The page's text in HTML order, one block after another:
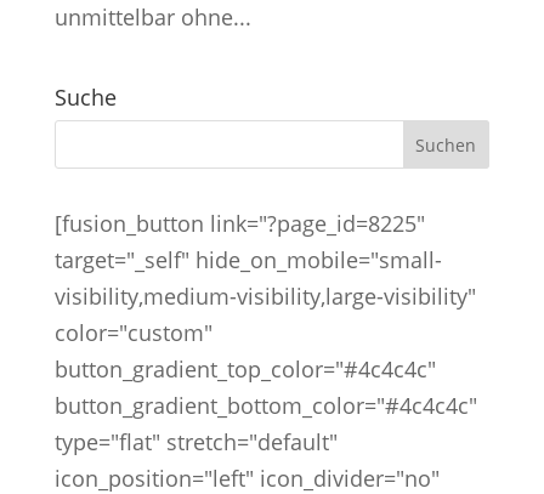
unmittelbar ohne...
Suche
[fusion_button link="?page_id=8225"
target="_self" hide_on_mobile="small-
visibility,medium-visibility,large-visibility"
color="custom"
button_gradient_top_color="#4c4c4c"
button_gradient_bottom_color="#4c4c4c"
type="flat" stretch="default"
icon_position="left" icon_divider="no"